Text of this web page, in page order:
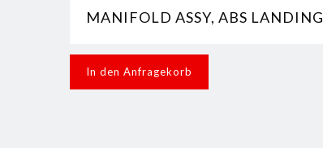
MANIFOLD ASSY, ABS LANDING
In den Anfragekorb